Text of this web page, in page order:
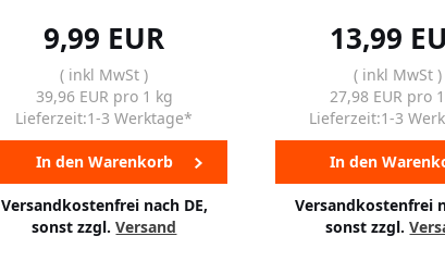
9,99 EUR
( inkl MwSt )
39,96 EUR pro 1 kg
Lieferzeit:1-3 Werktage*
In den Warenkorb
Versandkostenfrei nach DE,
sonst zzgl.Versand
13,99
( inkl MwSt )
27,98 EUR pro
Lieferzeit:1-3
In den
Versandkostenfrei
sonst zzgl.